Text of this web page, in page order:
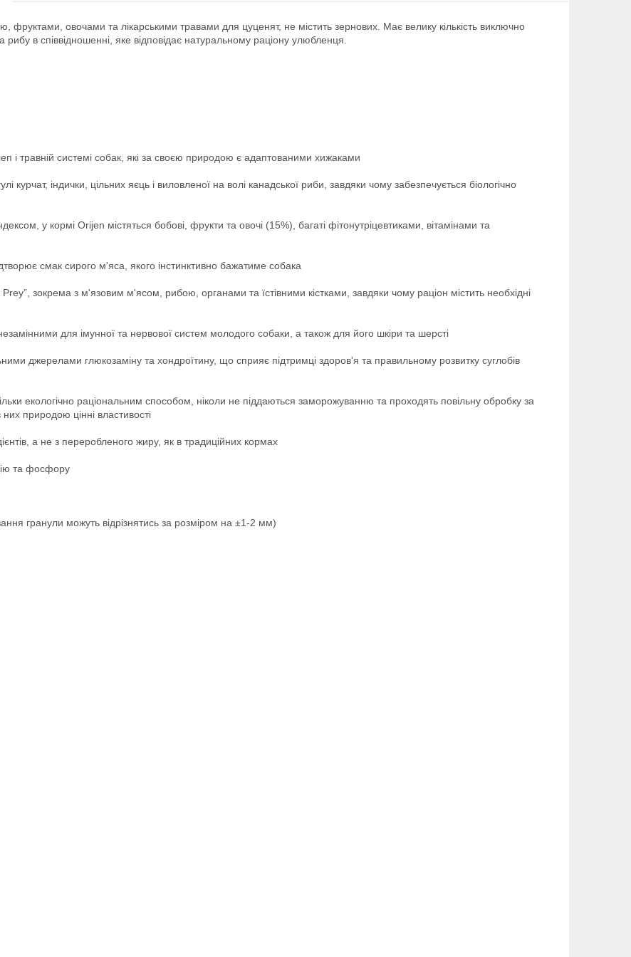
овочами та лікарськими травами для цуценят, не містить зернових. Має велику кількість виключно
в співвідношенні, яке відповідає натуральному раціону улюбленця.
і травній системі собак, які за своєю природою є адаптованими хижаками
курчат, індички, цільних яєць і виловленої на волі канадської риби, завдяки чому забезпечується біологічно
у кормі Orijen містяться бобові, фрукти та овочі (15%), багаті фітонутріцевтиками, вітамінами та
смак сирого м'яса, якого інстинктивно бажатиме собака
зокрема з м'язовим м'ясом, рибою, органами та їстівними кістками, завдяки чому раціон містить необхідні
для імунної та нервової систем молодого собаки, а також для його шкіри та шерсті
джерелами глюкозаміну та хондроїтину, що сприяє підтримці здоров'я та правильному розвитку суглобів
екологічно раціональним способом, ніколи не піддаються заморожуванню та проходять повільну обробку за
природою цінні властивості
а не з переробленого жиру, як в традиційних кормах
та фосфору
гранули можуть відрізнятись за розміром на ±1-2 мм)